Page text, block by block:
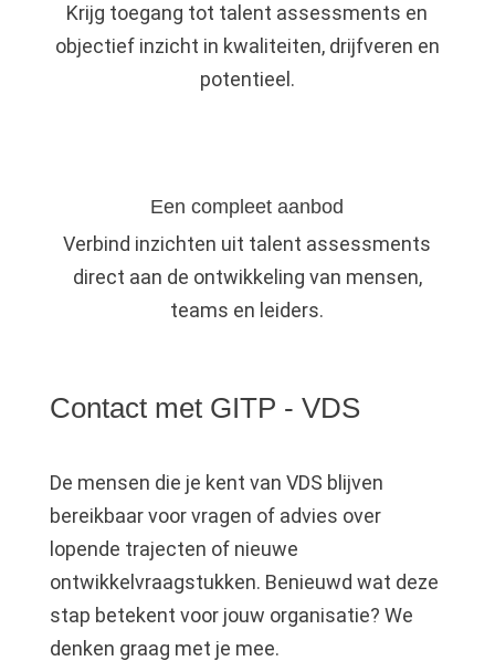
Krijg toegang tot talent assessments en
objectief inzicht in kwaliteiten, drijfveren en
potentieel.
Een compleet aanbod
Verbind inzichten uit talent assessments
direct aan de ontwikkeling van mensen,
teams en leiders.
Contact met GITP - VDS
De mensen die je kent van VDS blijven
bereikbaar voor vragen of advies over
lopende trajecten of nieuwe
ontwikkelvraagstukken. Benieuwd wat deze
stap betekent voor jouw organisatie? We
denken graag met je mee.